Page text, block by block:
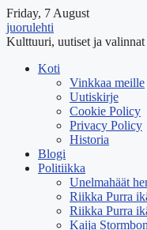
Friday, 7 August
juorulehti
Kulttuuri, uutiset ja
Koti
Vinkkaa meille
Uutiskirje
Cookie Policy
Privacy Policy
Historia
Blogi
Politiikka
Unelmahäät
Riikka Purra
Riikka Purra
Kaija